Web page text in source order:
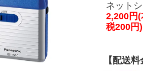
ネット
2,200円(
税200円)
【配送料